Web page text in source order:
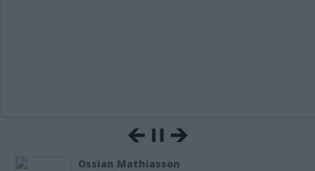
Ossian Mathiasson